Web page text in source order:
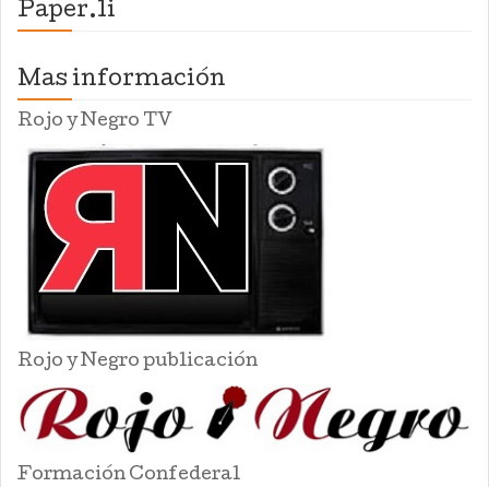
Paper.li
Mas información
Rojo y Negro TV
Rojo y Negro publicación
Formación Confederal